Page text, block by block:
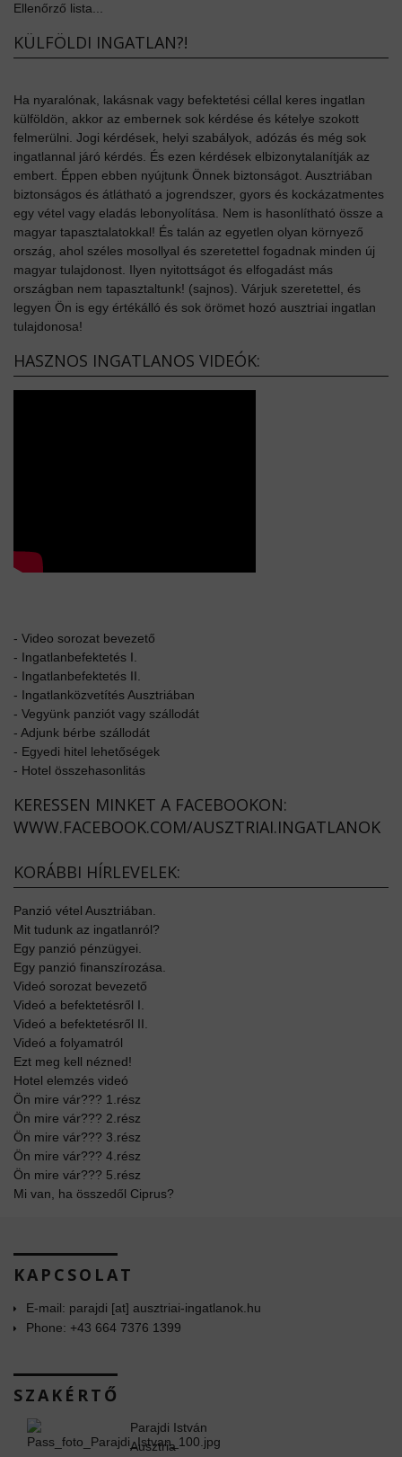
Ellenőrző lista...
KÜLFÖLDI INGATLAN?!
Ha nyaralónak, lakásnak vagy befektetési céllal keres ingatlan
külföldön, akkor az embernek sok kérdése és kételye szokott
felmerülni. Jogi kérdések, helyi szabályok, adózás és még sok
ingatlannal járó kérdés. És ezen kérdések elbizonytalanítják az
embert. Éppen ebben nyújtunk Önnek biztonságot. Ausztriában
biztonságos és átlátható a jogrendszer, gyors és kockázatmentes
egy vétel vagy eladás lebonyolítása. Nem is hasonlítható össze a
magyar tapasztalatokkal! És talán az egyetlen olyan környező
ország, ahol széles mosollyal és szeretettel fogadnak minden új
magyar tulajdonost. Ilyen nyitottságot és elfogadást más
országban nem tapasztaltunk! (sajnos). Várjuk szeretettel, és
legyen Ön is egy értékálló és sok örömet hozó ausztriai ingatlan
tulajdonosa!
HASZNOS INGATLANOS VIDEÓK:
- Video sorozat bevezető
- Ingatlanbefektetés I.
- Ingatlanbefektetés II.
- Ingatlanközvetítés Ausztriában
- Vegyünk panziót vagy szállodát
- Adjunk bérbe szállodát
- Egyedi hitel lehetőségek
- Hotel összehasonlitás
KERESSEN MINKET A FACEBOOKON:
WWW.FACEBOOK.COM/AUSZTRIAI.INGATLANOK
KORÁBBI HÍRLEVELEK:
Panzió vétel Ausztriában.
Mit tudunk az ingatlanról?
Egy panzió pénzügyei.
Egy panzió finanszírozása.
Videó sorozat bevezető
Videó a befektetésről I.
Videó a befektetésről II.
Videó a folyamatról
Ezt meg kell nézned!
Hotel elemzés videó
Ön mire vár??? 1.rész
Ön mire vár??? 2.rész
Ön mire vár??? 3.rész
Ön mire vár??? 4.rész
Ön mire vár??? 5.rész
Mi van, ha összedől Ciprus?
KAPCSOLAT
E-mail: parajdi [at] ausztriai-ingatlanok.hu
Phone: +43 664 7376 1399
SZAKÉRTŐ
Parajdi István
Ausztria